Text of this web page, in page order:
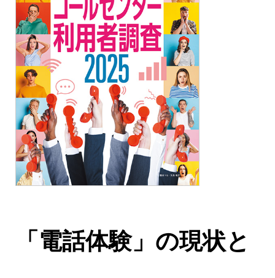
「電話体験」の現状と